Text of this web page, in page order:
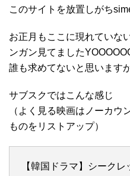
このサイトを放置しがち
お正月もここに現れていな
ンガン見てました
誰も求めてないと思います
サブスクではこんな感じ
（よく見る映画はノーカウ
ものをリストアップ）
【韓国ドラマ】シーク